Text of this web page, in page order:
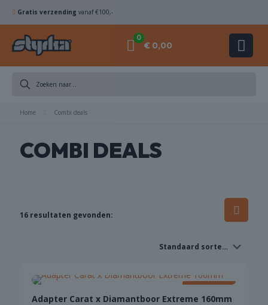
Gratis verzending vanaf €100,-
0
€ 0,00
Home Combi deals
COMBI DEALS
16 resultaten gevonden:
Adapter Carat x Diamantboor Extreme 160mm
ZAAGBLADEN
KOMSCHIJVEN
COMBI
DEALS